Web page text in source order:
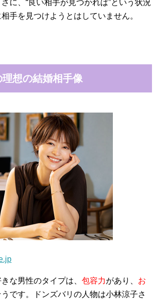
に、“良い相手が見つかれば”という状況
手を見つけようとはしていません。
想の結婚相手像
な男性のタイプは、 包容力があり、 お
うです。ドンズバリの人物は小林涼子さ